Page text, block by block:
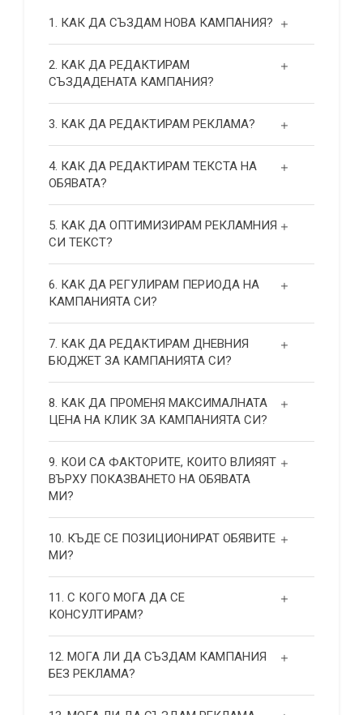
1. КАК ДА СЪЗДАМ НОВА КАМПАНИЯ?
2. КАК ДА РЕДАКТИРАМ
СЪЗДАДЕНАТА КАМПАНИЯ?
3. КАК ДА РЕДАКТИРАМ РЕКЛАМА?
4. КАК ДА РЕДАКТИРАМ ТЕКСТА НА
ОБЯВАТА?
5. КАК ДА ОПТИМИЗИРАМ РЕКЛАМНИЯ
СИ ТЕКСТ?
6. КАК ДА РЕГУЛИРАМ ПЕРИОДА НА
КАМПАНИЯТА СИ?
7. КАК ДА РЕДАКТИРАМ ДНЕВНИЯ
БЮДЖЕТ ЗА КАМПАНИЯТА СИ?
8. КАК ДА ПРОМЕНЯ МАКСИМАЛНАТА
ЦЕНА НА КЛИК ЗА КАМПАНИЯТА СИ?
9. КОИ СА ФАКТОРИТЕ, КОИТО ВЛИЯЯТ
ВЪРХУ ПОКАЗВАНЕТО НА ОБЯВАТА
МИ?
10. КЪДЕ СЕ ПОЗИЦИОНИРАТ ОБЯВИТЕ
МИ?
11. С КОГО МОГА ДА СЕ
КОНСУЛТИРАМ?
12. МОГА ЛИ ДА СЪЗДАМ КАМПАНИЯ
БЕЗ РЕКЛАМА?